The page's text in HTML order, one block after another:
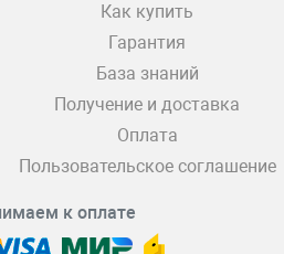
Как купить
Гарантия
База знаний
Получение и доставка
Оплата
Пользовательское соглашение
к оплате